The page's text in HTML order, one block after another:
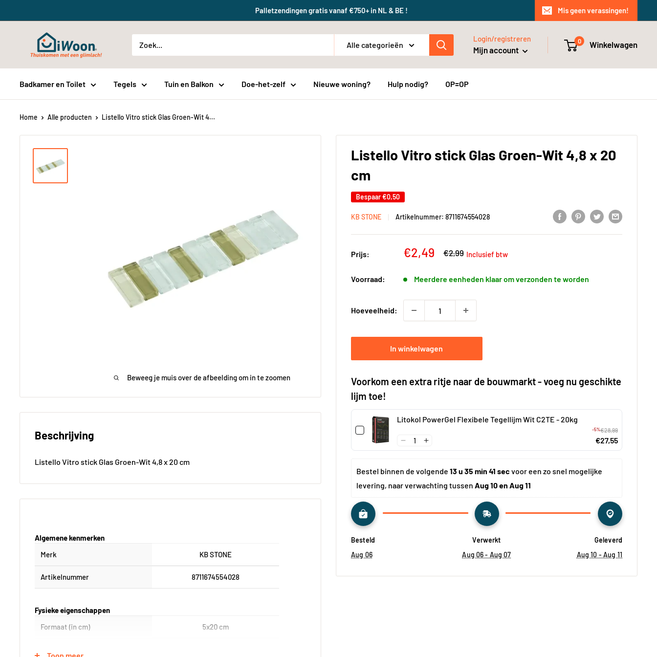
naar
Palletzendingen gratis vanaf €750+ in NL & BE ! Mis geen verassingen!
iWoon.nl
Alle categorieën
Login/registreren
Mijn account
0 Winkelwagen
Badkamer en Toilet Tegels Tuin en Balkon Doe-het-zelf Nieuwe woning? Hulp nodig? OP=OP
Home Alle producten Listello Vitro stick Glas Groen-Wit 4...
Beweeg je muis over de afbeelding om in te zoomen
Listello Vitro stick Glas Groen-Wit 4,8 x 20
cm
Bespaar€0,50
KB STONE Artikelnummer: 8711674554028
Prijs: Kortingsprijs
€2,49 Adviesprijs
€2,99 Inclusief btw
Voorraad: Meerdere eenheden klaar om verzonden te worden
Hoeveelheid:
In winkelwagen
Voorkom een extra ritje naar de bouwmarkt - voeg nu geschikte
lijm toe!
Litokol PowerGel Flexibele Tegellijm Wit C2TE - 20kg
-5%€28,99
€27,55
Bestel binnen de volgende 13 u 35 min 40 sec voor een zo snel mogelijke
levering, naar verwachting tussen Aug 10 en Aug 11
Besteld
Aug 06
Verwerkt
Aug 06 - Aug 07
Geleverd
Aug 10 - Aug 11
Beschrijving
Listello Vitro stick Glas Groen-Wit 4,8 x 20 cm
Algemene kenmerken
Merk
KB STONE
Artikelnummer 8711674554028
Fysieke eigenschappen
Formaat (in cm)
5x20 cm